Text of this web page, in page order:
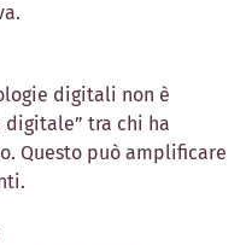
digitali non è
digitale” tra chi ha
Questo può amplificare